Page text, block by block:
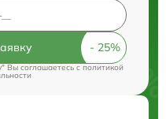
Вы соглашаетесь cполитикой